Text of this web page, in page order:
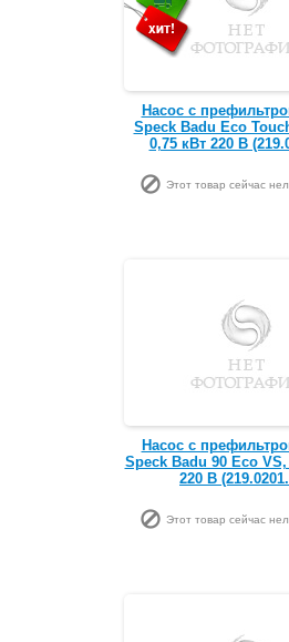
Насос с
Speck Badu Eco
0,75 кВт 220 В
Этот товар сейчас
Насос с
Speck Badu 90 Eco VS,
220 В
Этот товар сейчас